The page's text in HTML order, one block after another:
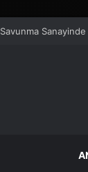
Savunma